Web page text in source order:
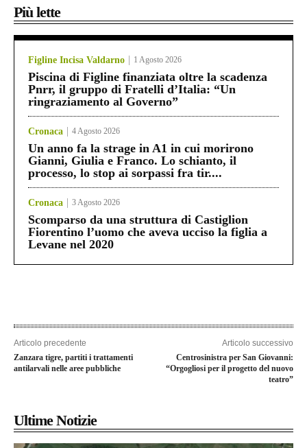
Più lette
Figline Incisa Valdarno 1 Agosto 2026
Piscina di Figline finanziata oltre la scadenza
Pnrr, il gruppo di Fratelli d’Italia: “Un
ringraziamento al Governo”
Cronaca 4 Agosto 2026
Un anno fa la strage in A1 in cui morirono
Gianni, Giulia e Franco. Lo schianto, il
processo, lo stop ai sorpassi fra tir....
Cronaca 3 Agosto 2026
Scomparso da una struttura di Castiglion
Fiorentino l’uomo che aveva ucciso la figlia a
Levane nel 2020
Articolo precedente
Zanzara tigre, partiti i trattamenti
antilarvali nelle aree pubbliche
Articolo successivo
Centrosinistra per San Giovanni:
“Orgogliosi per il progetto del nuovo
teatro”
Ultime Notizie